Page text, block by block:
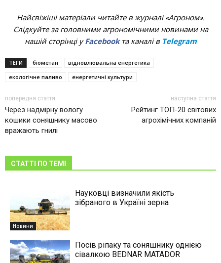
Найсвіжіші матеріали читайте в журналі «Агроном».
Слідкуйте за головними агрономічними новинами на
нашій сторінці уFacebookта каналі в Telegram
ТЕГИ біометан
відновлювальна енергетика
екологічне паливо
енергетичні культури
попередня стаття
Через надмірну вологу
кошики соняшнику масово
вражають гнилі
наступна стаття
Рейтинг ТОП-20 світових
агрохімічних компаній
СТАТТІ ПО ТЕМІ
Новини
Науковці визначили якість
зібраного в Україні зерна
Посів ріпаку та соняшнику однією
сівалкою BEDNAR MATADOR